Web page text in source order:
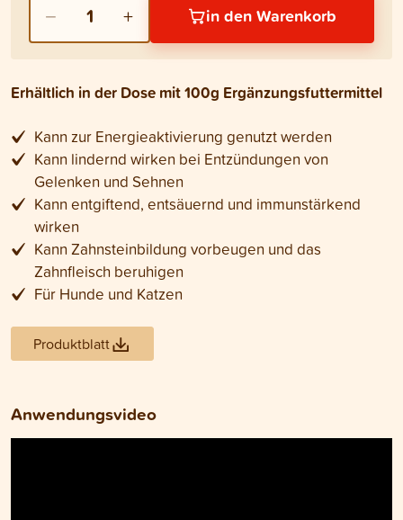
− 1 + in den Warenkorb
Erhältlich in der Dose mit 100g Ergänzungsfuttermittel
Kann zur Energieaktivierung genutzt werden
Kann lindernd wirken bei Entzündungen von
Gelenken und Sehnen
Kann entgiftend, entsäuernd und immunstärkend
wirken
Kann Zahnsteinbildung vorbeugen und das
Zahnfleisch beruhigen
Für Hunde und Katzen
Produktblatt
Anwendungsvideo